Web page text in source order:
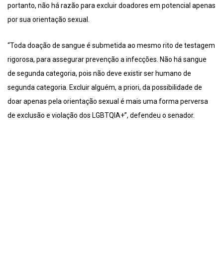
portanto, não há razão para excluir doadores em potencial apenas
por sua orientação sexual.
“Toda doação de sangue é submetida ao mesmo rito de testagem
rigorosa, para assegurar prevenção a infecções. Não há sangue
de segunda categoria, pois não deve existir ser humano de
segunda categoria. Excluir alguém, a priori, da possibilidade de
doar apenas pela orientação sexual é mais uma forma perversa
de exclusão e violação dos LGBTQIA+”, defendeu o senador.